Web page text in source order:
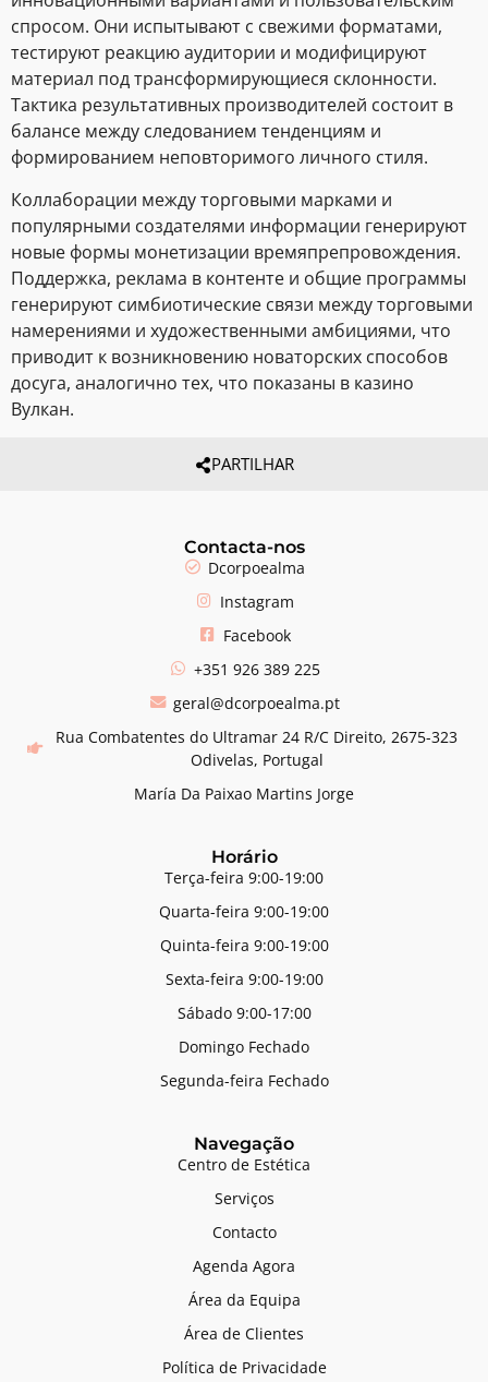
спросом. Они испытывают с свежими форматами,
тестируют реакцию аудитории и модифицируют
материал под трансформирующиеся склонности.
Тактика результативных производителей состоит в
балансе между следованием тенденциям и
формированием неповторимого личного стиля.
Коллаборации между торговыми марками и
популярными создателями информации генерируют
новые формы монетизации времяпрепровождения.
Поддержка, реклама в контенте и общие программы
генерируют симбиотические связи между торговыми
намерениями и художественными амбициями, что
приводит к возникновению новаторских способов
досуга, аналогично тех, что показаны в казино
Вулкан.
PARTILHAR
Contacta-nos
Dcorpoealma
Instagram
Facebook
+351 926 389 225
geral@dcorpoealma.pt
Rua Combatentes do Ultramar 24 R/C Direito, 2675-323
Odivelas, Portugal
María Da Paixao Martins Jorge
Horário
Terça-feira 9:00-19:00
Quarta-feira 9:00-19:00
Quinta-feira 9:00-19:00
Sexta-feira 9:00-19:00
Sábado 9:00-17:00
Domingo Fechado
Segunda-feira Fechado
Navegação
Centro de Estética
Serviços
Contacto
Agenda Agora
Área da Equipa
Área de Clientes
Política de Privacidade